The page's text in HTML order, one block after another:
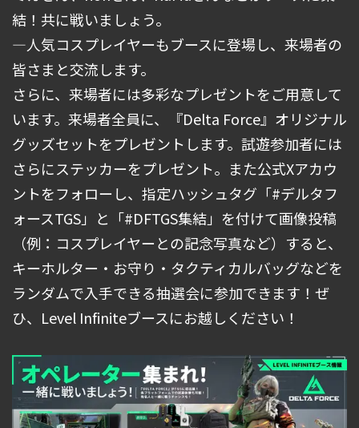
結！共に戦いましょう。
―人気コスプレイヤーもブースに登場し、来場者の
皆さまと交流します。
さらに、来場者には多彩なプレゼントをご用意して
います。来場者全員に、『Delta Force』オリジナル
グッズセットをプレゼントします。試遊参加者には
さらにステッカーをプレゼント。また公式Xアカウ
ントをフォローし、指定ハッシュタグ「#デルタフ
ォースTGS」と「#DFTGS集結」を付けて画像投稿
（例：コスプレイヤーとの記念写真など）すると、
キーホルター・お守り・タクティカルバッグなどを
ランダムで入手できる抽選会に参加できます！ぜ
ひ、Level Infiniteブースにお越しください！